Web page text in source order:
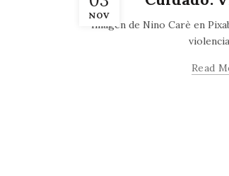
NOV
Imagen de Nino Carè en
Read